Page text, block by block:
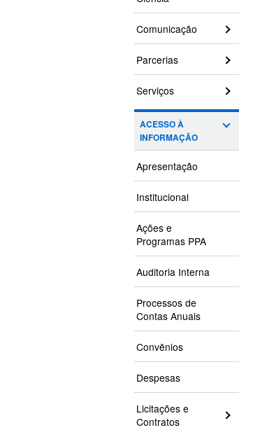
Comunicação
Parcerias
Serviços
ACESSO À
INFORMAÇÃO
Apresentação
Institucional
Ações e
Programas PPA
Auditoria Interna
Processos de
Contas Anuais
Convênios
Despesas
Licitações e
Contratos